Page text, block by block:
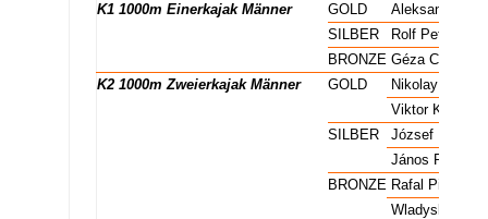
K1 1000m Einerkajak Männer GOLD
Aleksandr
SILBER
Rolf Peterson
BRONZEGéza Csapó
K2 1000m Zweierkajak Männer
GOLD
Nikolay
Viktor
SILBER
József Deme
János Rátkai
BRONZERafal Piszcz
Wladyslaw